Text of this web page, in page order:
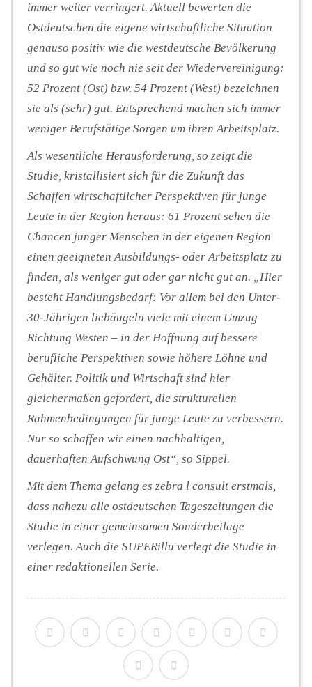
immer weiter verringert. Aktuell bewerten die
Ostdeutschen die eigene wirtschaftliche Situation
genauso positiv wie die westdeutsche Bevölkerung
und so gut wie noch nie seit der Wiedervereinigung:
52 Prozent (Ost) bzw. 54 Prozent (West) bezeichnen
sie als (sehr) gut. Entsprechend machen sich immer
weniger Berufstätige Sorgen um ihren Arbeitsplatz.
Als wesentliche Herausforderung, so zeigt die
Studie, kristallisiert sich für die Zukunft das
Schaffen wirtschaftlicher Perspektiven für junge
Leute in der Region heraus: 61 Prozent sehen die
Chancen junger Menschen in der eigenen Region
einen geeigneten Ausbildungs- oder Arbeitsplatz zu
finden, als weniger gut oder gar nicht gut an. „Hier
besteht Handlungsbedarf: Vor allem bei den Unter-
30-Jährigen liebäugeln viele mit einem Umzug
Richtung Westen – in der Hoffnung auf bessere
berufliche Perspektiven sowie höhere Löhne und
Gehälter. Politik und Wirtschaft sind hier
gleichermaßen gefordert, die strukturellen
Rahmenbedingungen für junge Leute zu verbessern.
Nur so schaffen wir einen nachhaltigen,
dauerhaften Aufschwung Ost“, so Sippel.
Mit dem Thema gelang es zebra l consult erstmals,
dass nahezu alle ostdeutschen Tageszeitungen die
Studie in einer gemeinsamen Sonderbeilage
verlegen. Auch die SUPERillu verlegt die Studie in
einer redaktionellen Serie.